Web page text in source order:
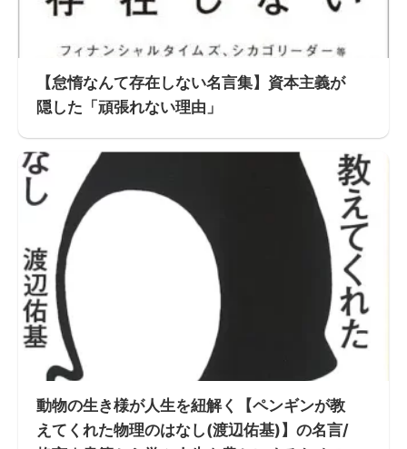
【怠惰なんて存在しない名言集】資本主義が
隠した「頑張れない理由」
動物の生き様が人生を紐解く【ペンギンが教
えてくれた物理のはなし(渡辺佑基)】の名言/